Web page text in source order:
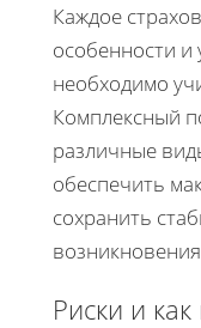
Каждое
особенности и
необходимо
Комплексный
различные
обеспечить
сохранить
Риски и